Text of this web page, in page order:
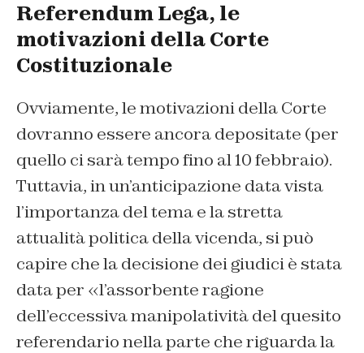
Referendum Lega, le
motivazioni della Corte
Costituzionale
Ovviamente, le motivazioni della Corte
dovranno essere ancora depositate (per
quello ci sarà tempo fino al 10 febbraio).
Tuttavia, in un’anticipazione data vista
l’importanza del tema e la stretta
attualità politica della vicenda, si può
capire che la decisione dei giudici è stata
data per «l’assorbente ragione
dell’eccessiva manipolatività del quesito
referendario nella parte che riguarda la